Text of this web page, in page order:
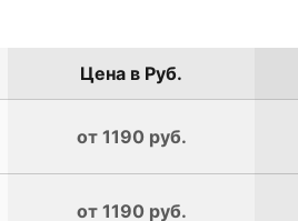
Цена в Руб.
от 1190 руб.
от 1190 руб.